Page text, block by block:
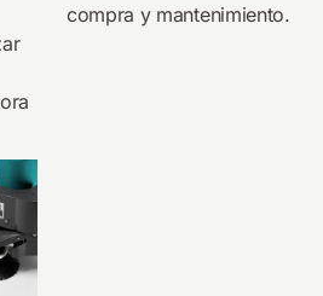
8800 m²/h
compra y mantenimiento.